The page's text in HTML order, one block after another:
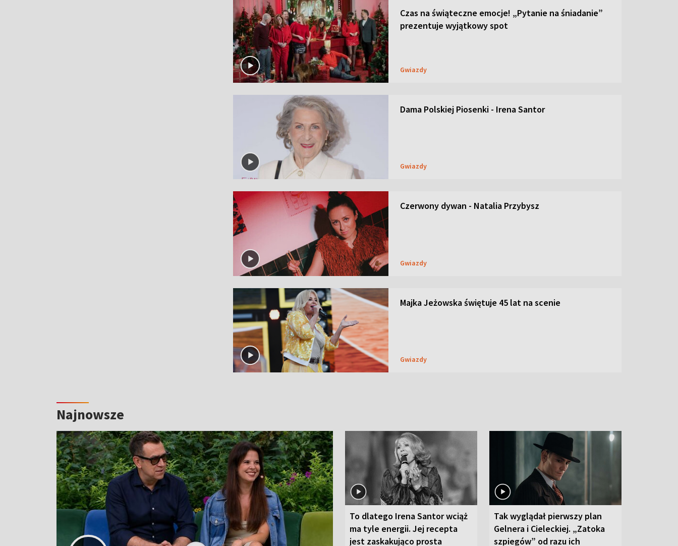
Czas na świąteczne emocje! „Pytanie na śniadanie”
prezentuje wyjątkowy spot
Gwiazdy
Dama Polskiej Piosenki - Irena Santor
Gwiazdy
Czerwony dywan - Natalia Przybysz
Gwiazdy
Majka Jeżowska świętuje 45 lat na scenie
Gwiazdy
Najnowsze
To dlatego Irena Santor wciąż
ma tyle energii. Jej recepta
jest zaskakująco prosta
Tak wyglądał pierwszy plan
Gelnera i Cieleckiej. „Zatoka
szpiegów” od razu ich